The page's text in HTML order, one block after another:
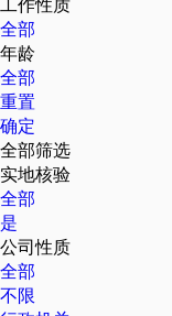
全部
年龄
全部
重置
确定
全部筛选
实地核验
全部
是
公司性质
全部
不限